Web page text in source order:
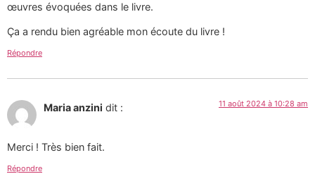
œuvres évoquées dans le livre.
Ça a rendu bien agréable mon écoute du livre !
Répondre
Maria anzini dit : 11 août 2024 à 10:28 am
Merci ! Très bien fait.
Répondre